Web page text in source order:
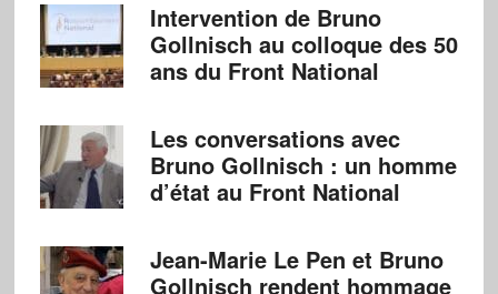
Intervention de Bruno
Gollnisch au colloque des 50
ans du Front National
Les conversations avec
Bruno Gollnisch : un homme
d’état au Front National
Jean-Marie Le Pen et Bruno
Gollnisch rendent hommage